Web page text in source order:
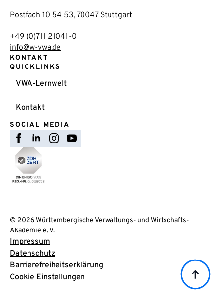
Postfach 10 54 53, 70047 Stuttgart
+49 (0)711 21041-0
info@w-vwa.de
KONTAKT
QUICKLINKS
VWA-Lernwelt
Kontakt
SOCIAL MEDIA
© 2026 Württembergische Verwaltungs- und Wirtschafts-
Akademie e. V.
Impressum
Datenschutz
Barrierefreiheitserklärung
Cookie Einstellungen